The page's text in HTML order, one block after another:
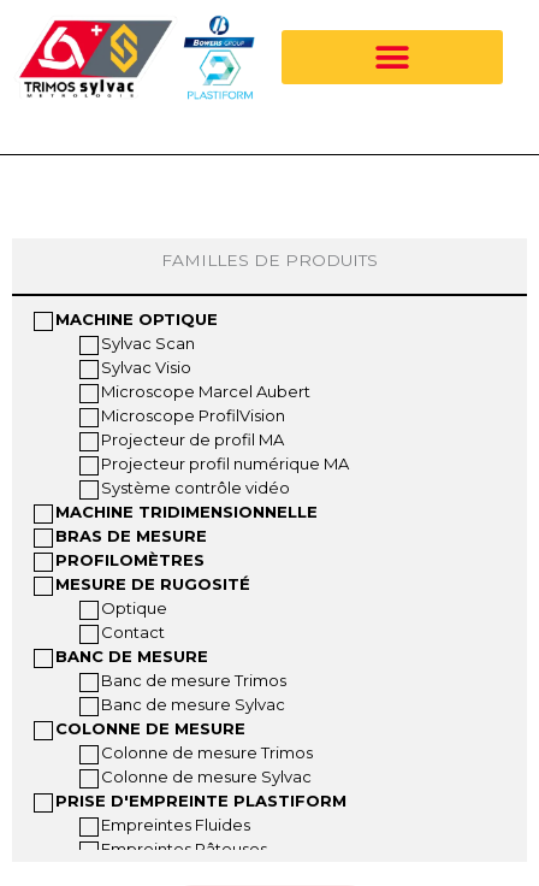
contenu
FAMILLES DE PRODUITS
MACHINE OPTIQUE
Sylvac Scan
Sylvac Visio
Microscope Marcel Aubert
Microscope ProfilVision
Projecteur de profil MA
Projecteur profil numérique MA
Système contrôle vidéo
MACHINE TRIDIMENSIONNELLE
BRAS DE MESURE
PROFILOMÈTRES
MESURE DE RUGOSITÉ
Optique
Contact
BANC DE MESURE
Banc de mesure Trimos
Banc de mesure Sylvac
COLONNE DE MESURE
Colonne de mesure Trimos
Colonne de mesure Sylvac
PRISE D'EMPREINTE PLASTIFORM
Empreintes Fluides
Empreintes Pâteuses